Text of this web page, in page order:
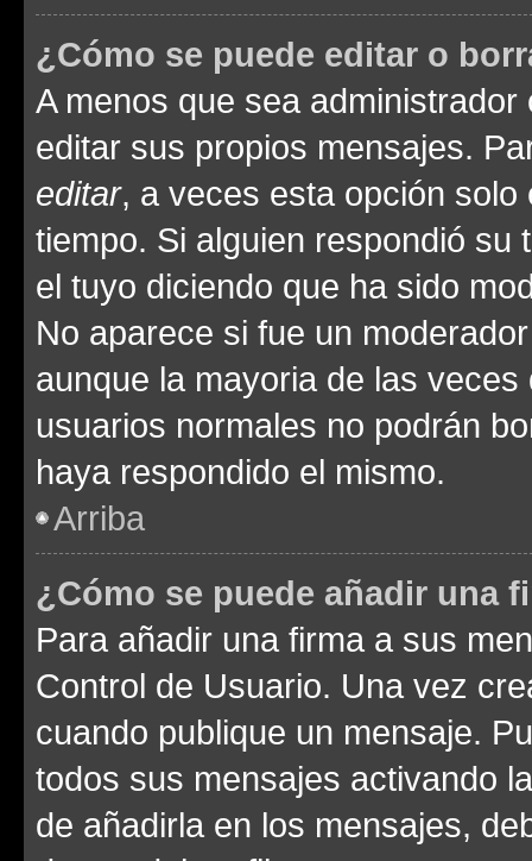
¿Cómo se puede editar o
A menos que sea
editar sus propios mensajes.
editar, a veces esta opción
tiempo. Si alguien respondió
el tuyo diciendo que ha sido
No aparece si fue un
aunque la mayoria de las
usuarios normales no podrán
haya respondido el mismo.
Arriba
¿Cómo se puede añadir una
Para añadir una firma a sus
Control de Usuario. Una vez
cuando publique un mensaje.
todos sus mensajes activando
de añadirla en los mensajes,